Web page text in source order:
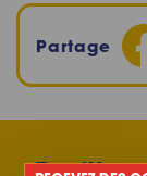
Partage